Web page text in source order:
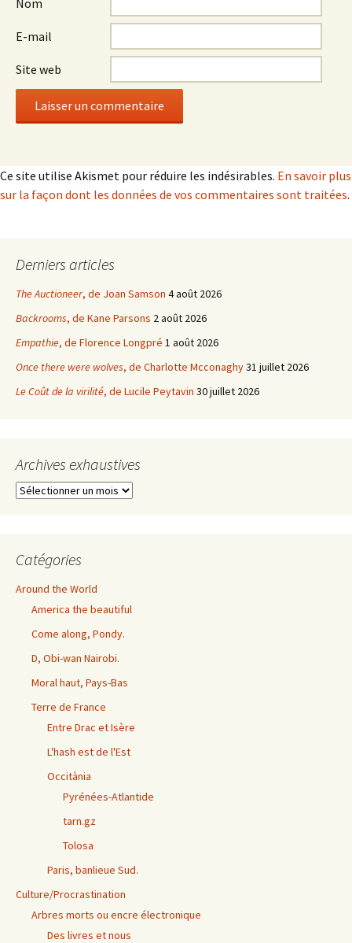
Nom
E-mail
Site web
Ce site utilise Akismet pour réduire les indésirables. En savoir plus
sur la façon dont les données de vos commentaires sont traitées.
Derniers articles
The Auctioneer, de Joan Samson 4 août 2026
Backrooms, de Kane Parsons 2 août 2026
Empathie, de Florence Longpré 1 août 2026
Once there were wolves, de Charlotte Mcconaghy31 juillet 2026
Le Coût de la virilité, de Lucile Peytavin 30 juillet 2026
Archives exhaustives
Archives
Catégories
Around the World
America the beautiful
Come along, Pondy.
D, Obi-wan Nairobi.
Moral haut, Pays-Bas
Terre de France
Entre Drac et Isère
L'hash est de l'Est
Occitània
Pyrénées-Atlantide
tarn.gz
Tolosa
Paris, banlieue Sud.
Culture/Procrastination
Arbres morts ou encre électronique
Des livres et nous